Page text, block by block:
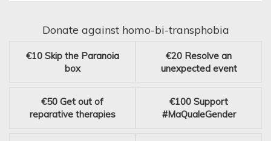
Donate against homo-bi-transphobia
€10 Skip the Paranoia
box
€20 Resolve an
unexpected event
€50 Get out of
reparative therapies
€100 Support
#MaQualeGender